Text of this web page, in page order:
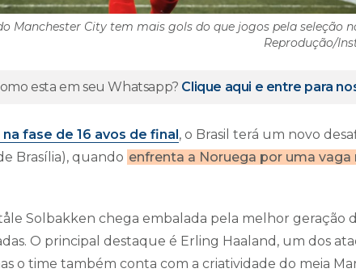
Manchester City tem mais gols do que jogos pela seleção
Reprodução/
esta em seu Whatsapp? Clique aqui e entre para
fase de 16 avos de final, o Brasil terá um novo
Brasília), quando enfrenta a Noruega por uma vaga
Solbakken chega embalada pela melhor geração
O principal destaque é Erling Haaland, um dos
o time também conta com a criatividade do meia